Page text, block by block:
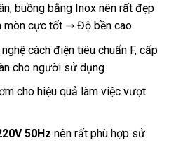
buồng bằng Inox nên rất đẹp
mòn cực tốt ⇒ Độ bền cao
cách điện tiêu chuẩn F, cấp
cho người sử dụng
cho hiệu quả làm việc vượt
50Hz nên rất phù hợp sử